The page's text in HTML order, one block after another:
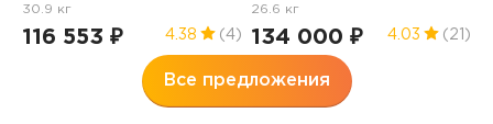
30.9 кг
116 553 ₽ 4.38 (4)
26.6 кг
134 000 ₽ 4.03 (21)
Все предложения